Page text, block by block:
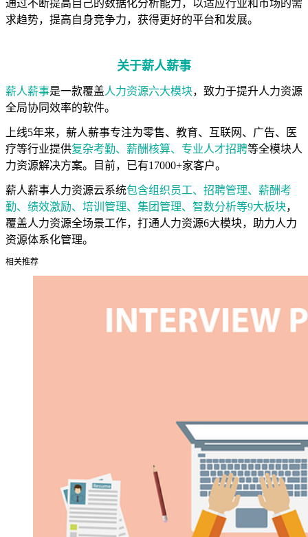
通过不断提高自己的数据化分析能力，以适应行业和市场的需
求趋势，提高自身竞争力，获得更好的平台和发展。
关于薪人薪事
薪人薪事是一款覆盖人力资源六大模块，致力于提升人力资源
全局协同效率的软件。
上线5年来，薪人薪事专注为零售、教育、互联网、广告、医
疗等行业提供复杂考勤、薪酬核算、专业人才招聘等全模块人
力资源解决方案。目前，已有17000+家客户。
薪人薪事人力资源云系统包含组织员工、招聘管理、薪酬考
勤、绩效激励、培训管理、集团管理、智数分析等9大板块，
覆盖人力资源全场景工作，打通人力资源6大模块，助力人力
资源体系化管理。
相关推荐